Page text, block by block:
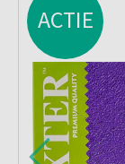
ACTIE